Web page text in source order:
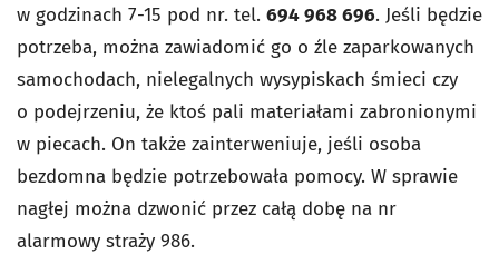
w godzinach 7-15 pod nr. tel. 694 968 696. Jeśli będzie
potrzeba, można zawiadomić go o źle zaparkowanych
samochodach, nielegalnych wysypiskach śmieci czy
o podejrzeniu, że ktoś pali materiałami zabronionymi
w piecach. On także zainterweniuje, jeśli osoba
bezdomna będzie potrzebowała pomocy. W sprawie
nagłej można dzwonić przez całą dobę na nr
alarmowy straży 986.